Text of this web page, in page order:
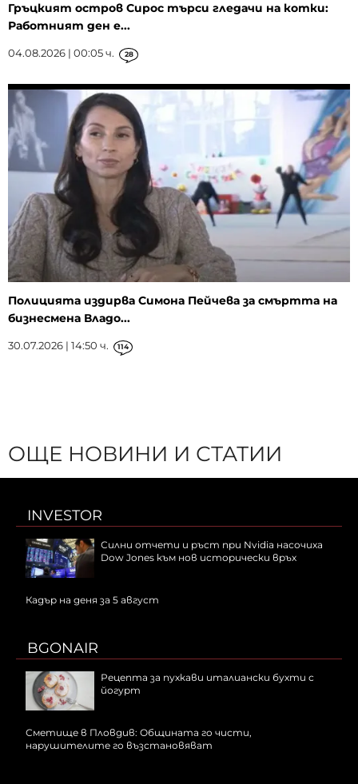
Гръцкият остров Сирос търси гледачи на котки:
Работният ден е...
04.08.2026 | 00:05 ч. 28
Полицията издирва Симона Пейчева за смъртта на
бизнесмена Владо...
30.07.2026 | 14:50 ч. 114
ОЩЕ НОВИНИ И СТАТИИ
INVESTOR
Силни отчети и ръст при Nvidia насочиха
Dow Jones към нов исторически връх
Кадър на деня за 5 август
BGONAIR
Рецепта за пухкави италиански бухти с
йогурт
Сметище в Пловдив: Общината го чисти,
нарушителите го възстановяват